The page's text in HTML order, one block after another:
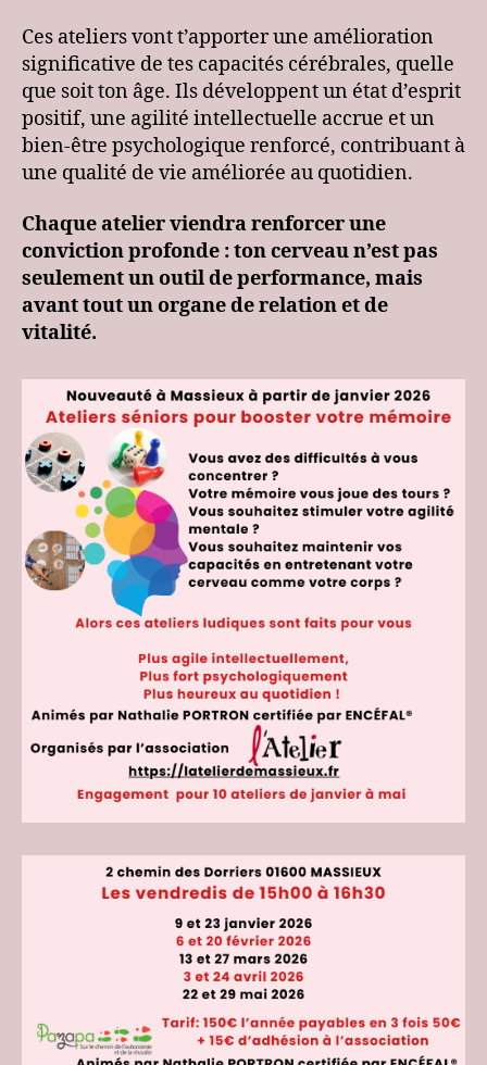
Ces ateliers vont t’apporter une amélioration
significative de tes capacités cérébrales, quelle
que soit ton âge. Ils développent un état d’esprit
positif, une agilité intellectuelle accrue et un
bien-être psychologique renforcé, contribuant à
une qualité de vie améliorée au quotidien.
Chaque atelier viendra renforcer une
conviction profonde : ton cerveau n’est pas
seulement un outil de performance, mais
avant tout un organe de relation et de
vitalité.